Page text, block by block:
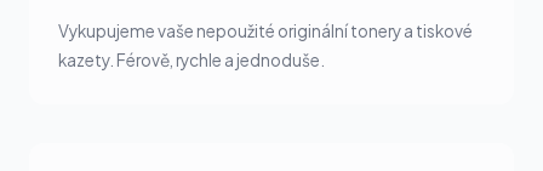
Vykupujeme vaše nepoužité originální tonery a tiskové
kazety. Férově, rychle a jednoduše.